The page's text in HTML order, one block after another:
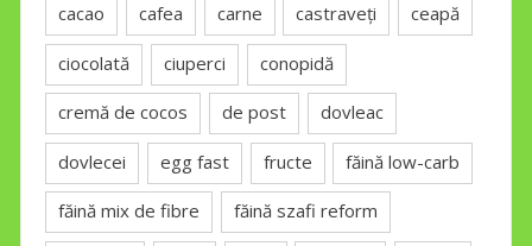
cacao cafea carne castraveți ceapă
ciocolată ciuperci conopidă
cremă de cocos de post dovleac
dovlecei egg fast fructe făină low-carb
făină mix de fibre făină szafi reform